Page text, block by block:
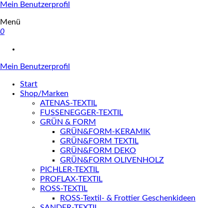
Mein Benutzerprofil
Menü
0
Mein Benutzerprofil
Start
Shop/Marken
ATENAS-TEXTIL
FUSSENEGGER-TEXTIL
GRÜN & FORM
GRÜN&FORM-KERAMIK
GRÜN&FORM TEXTIL
GRÜN&FORM DEKO
GRÜN&FORM OLIVENHOLZ
PICHLER-TEXTIL
PROFLAX-TEXTIL
ROSS-TEXTIL
ROSS-Textil- & Frottier Geschenkideen